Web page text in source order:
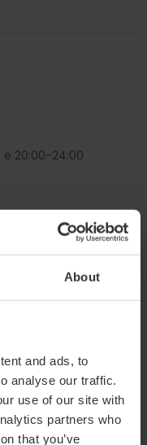
About
and ads, to
analyse our traffic.
use of our site with
partners who
that you’ve
e 20:00-24:00